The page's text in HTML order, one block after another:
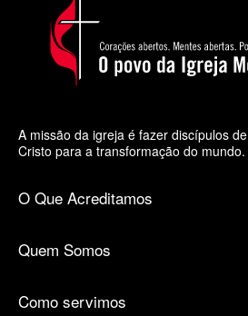
A missão da igreja é fazer discípulos
Cristo para a transformação do mundo.
O Que Acreditamos
Quem Somos
Como servimos